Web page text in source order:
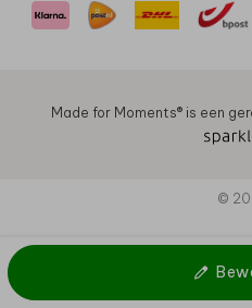
Made for Moments®️ is een
©